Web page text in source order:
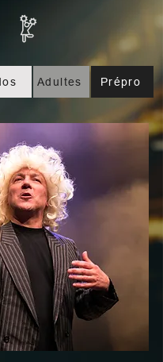
Adultes Prépro